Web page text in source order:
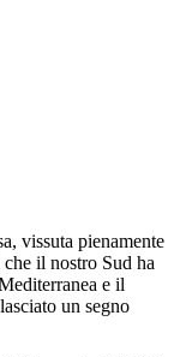
vissuta pienamente
il nostro Sud ha
e il
un segno